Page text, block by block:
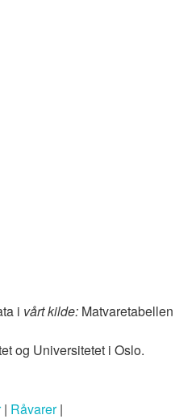
i vårt kilde: Matvaretabellen
og Universitetet i Oslo.
| Råvarer|